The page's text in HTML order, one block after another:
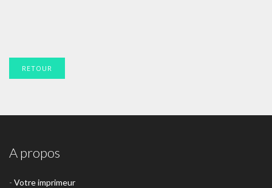
RETOUR
A propos
- Votre imprimeur